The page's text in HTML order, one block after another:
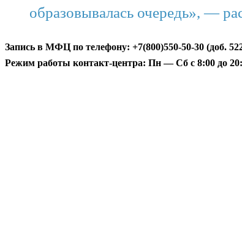
образовывалась очередь», —
Запись в МФЦ по телефону: +7(800)550-50-30 (доб.
Режим работы контакт-центра: Пн — Сб с 8:00 до